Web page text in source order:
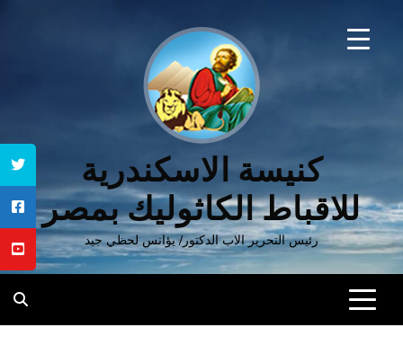
كنيسة الاسكندرية
للاقباط الكاثوليك بمصر
رئيس التحرير الاب الدكتور/ يؤانس لحظي جيد